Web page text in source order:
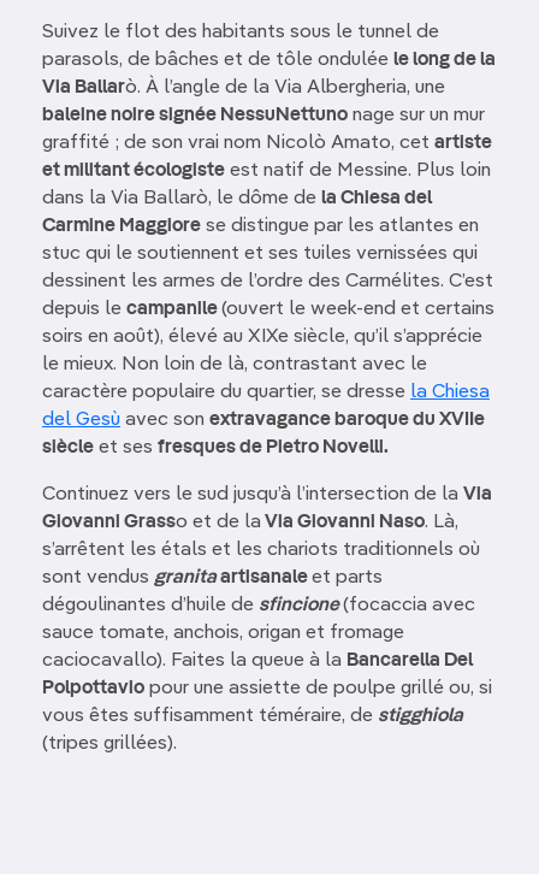
Suivez le flot des habitants sous le tunnel de
parasols, de bâches et de tôle ondulée le long de la
Via Ballarò. À l’angle de la Via Albergheria, une
baleine noire signée NessuNettuno nage sur un mur
graffité ; de son vrai nom Nicolò Amato, cet artiste
et militant écologiste est natif de Messine. Plus loin
dans la Via Ballarò, le dôme de la Chiesa del
Carmine Maggiore se distingue par les atlantes en
stuc qui le soutiennent et ses tuiles vernissées qui
dessinent les armes de l’ordre des Carmélites. C’est
depuis le campanile(ouvert le week-end et certains
soirs en août), élevé au XIXe siècle, qu’il s’apprécie
le mieux. Non loin de là, contrastant avec le
caractère populaire du quartier, se dresse la Chiesa
del Gesù avec son extravagance baroque du XVIIe
siècle et ses fresques de Pietro Novelli.
Continuez vers le sud jusqu’à l’intersection de la Via
Giovanni Grasso et de la Via Giovanni Naso. Là,
s’arrêtent les étals et les chariots traditionnels où
sont vendus granitaartisanaleet parts
dégoulinantes d’huile de sfincione(focaccia avec
sauce tomate, anchois, origan et fromage
caciocavallo). Faites la queue à la Bancarella Del
Polpottavio pour une assiette de poulpe grillé ou, si
vous êtes suffisamment téméraire, de stigghiola
(tripes grillées).